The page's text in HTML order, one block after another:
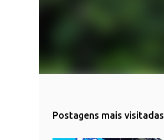
Postagens mais visitadas